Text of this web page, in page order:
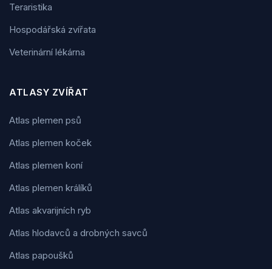
Teraristika
Hospodářská zvířata
Veterinární lékárna
ATLASY ZVÍŘAT
Atlas plemen psů
Atlas plemen koček
Atlas plemen koní
Atlas plemen králíků
Atlas akvarijních ryb
Atlas hlodavců a drobných savců
Atlas papoušků